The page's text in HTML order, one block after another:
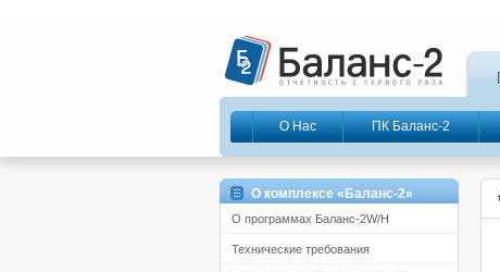
О Нас ПК Баланс-2
О комплексе «Баланс-2»
О программах Баланс-2W/Н
Технические требования